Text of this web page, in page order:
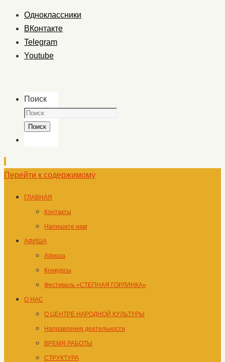
Одноклассники
ВКонтакте
Telegram
Youtube
Поиск
Поиск
Перейти к содержимому
ГЛАВНАЯ
Контакты
Напишите нам
АФИША
Афиша
Конкурсы
Фестиваль «СТЕПНАЯ ГОРЛИНКА»
О НАС
О ЦЕНТРЕ НАРОДНОЙ КУЛЬТУРЫ
Направления деятельности
ВРЕМЯ РАБОТЫ
СТРУКТУРА